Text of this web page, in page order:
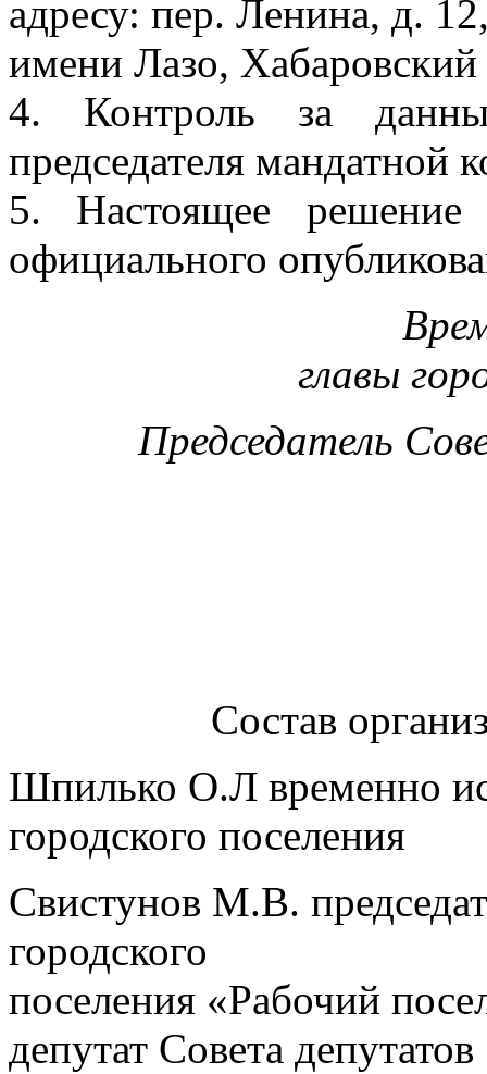
адресу: пер. Ленина, д.
имени Лазо,
4. Контроль за
председателя
5. Настоящее
официального
главы
Председатель
Состав
Шпилько О.Л временно
городского поселения
Свистунов М.В.
городского
поселения «Рабочий
депутат Совета депутатов